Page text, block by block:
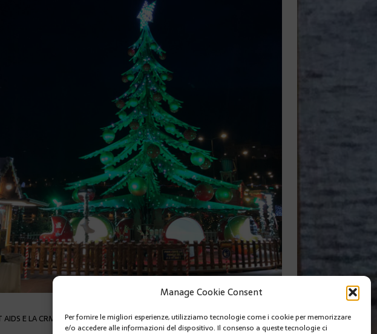
Manage Cookie Consent
Per fornire le migliori esperienze, utilizziamo tecnologie come i cookie per memorizzare
e/o accedere alle informazioni del dispositivo. Il consenso a queste tecnologie ci
AIDS E LA CRM INSIEME PER AIUTARE LE PERSONE BISOGNOSE